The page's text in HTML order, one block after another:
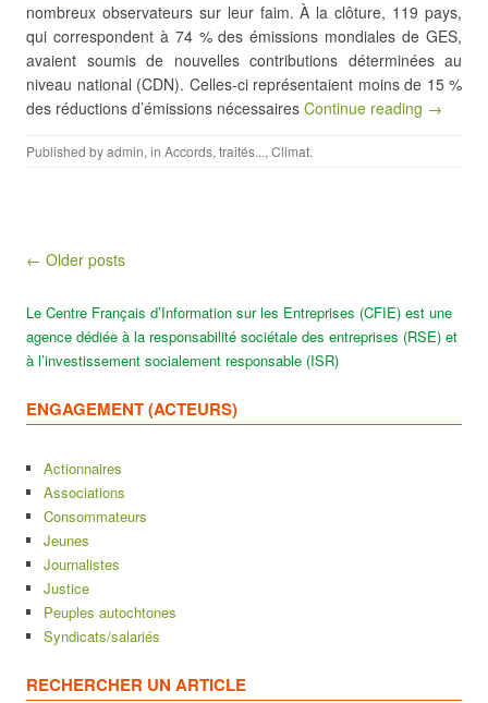
nombreux observateurs sur leur faim. À la clôture, 119 pays,
qui correspondent à 74 % des émissions mondiales de GES,
avaient soumis de nouvelles contributions déterminées au
niveau national (CDN). Celles-ci représentaient moins de 15 %
des réductions d’émissions nécessaires Continue reading →
Published byadmin, in Accords, traités..., Climat.
Post navigation
← Older posts
Le Centre Français d’Information sur les Entreprises (CFIE) est une
agence dédiée à la responsabilité sociétale des entreprises (RSE) et
à l’investissement socialement responsable (ISR)
ENGAGEMENT (ACTEURS)
Actionnaires
Associations
Consommateurs
Jeunes
Journalistes
Justice
Peuples autochtones
Syndicats/salariés
RECHERCHER UN ARTICLE